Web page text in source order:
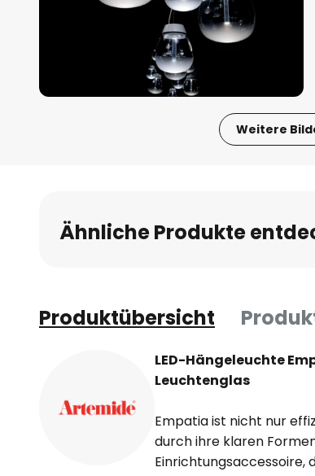
Weitere
Bildgalerie
springen
Ähnliche Produkte
Produktübersicht
LED-Hängeleuchte
Leuchtenglas
Empatia ist nicht nur
durch ihre klaren
Einrichtungsaccessoire,